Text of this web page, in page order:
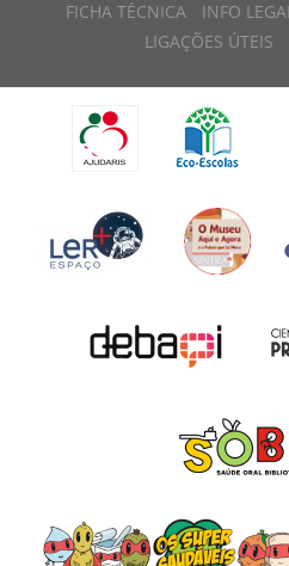
FICHA TÉCNICA
INFO
LIGAÇÕES ÚTEIS